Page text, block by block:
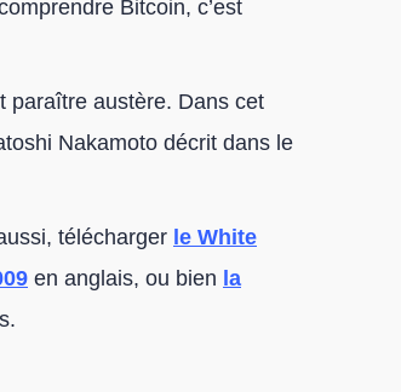
Bitcoin, c’est
paraître austère. Dans cet
Nakamoto décrit dans le
télécharger le White
en anglais, ou bien la